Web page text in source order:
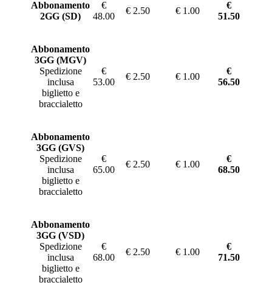
Abbonamento
2GG (SD)
€
48.00
€ 2.50 € 1.00
€
51.50
Abbonamento
3GG (MGV)
Spedizione
inclusa
biglietto e
braccialetto
€
53.00
€ 2.50 € 1.00
€
56.50
Abbonamento
3GG (GVS)
Spedizione
inclusa
biglietto e
braccialetto
€
65.00
€ 2.50 € 1.00
€
68.50
Abbonamento
3GG (VSD)
Spedizione
inclusa
biglietto e
braccialetto
€
68.00
€ 2.50 € 1.00
€
71.50